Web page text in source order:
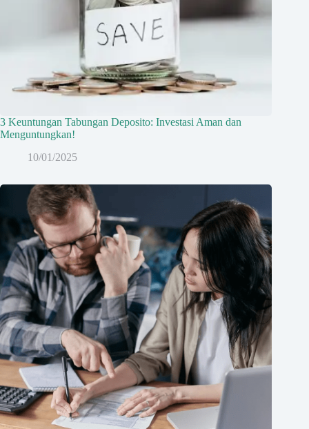
3 Keuntungan Tabungan Deposito: Investasi Aman dan
Menguntungkan!
10/01/2025